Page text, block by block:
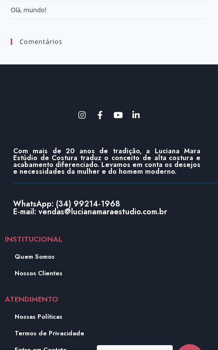
Olá, mundo!
Comentários
Com mais de 20 anos de tradição, a Luciana Mara
Estúdio de Costura traduz o conceito de alta costura e
acabamento diferenciado. Levamos em conta os desejos
e necessidades da mulher e do homem moderno.
WhatsApp: (34) 99214-1968
E-mail: vendas@lucianamaraestudio.com.br
INSTITUCIONAL
Quem Somos
Nossos Clientes
ATENDIMENTO
Nossas Políticas
Termos de Privacidade